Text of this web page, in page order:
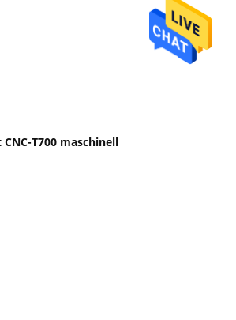
T700 maschinell